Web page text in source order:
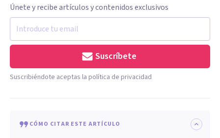
Únete y recibe artículos y contenidos exclusivos
Suscríbete
Suscribiéndote aceptas la política de privacidad
CÓMO CITAR ESTE ARTÍCULO